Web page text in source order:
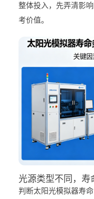
整体投入，先弄清影
考价值。
光源类型不同，寿
判断太阳光模拟器寿